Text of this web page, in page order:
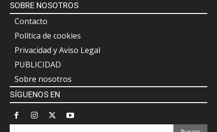
SOBRE NOSOTROS
Contacto
Política de cookies
Privacidad y Aviso Legal
PUBLICIDAD
Sobre nosotros
SÍGUENOS EN